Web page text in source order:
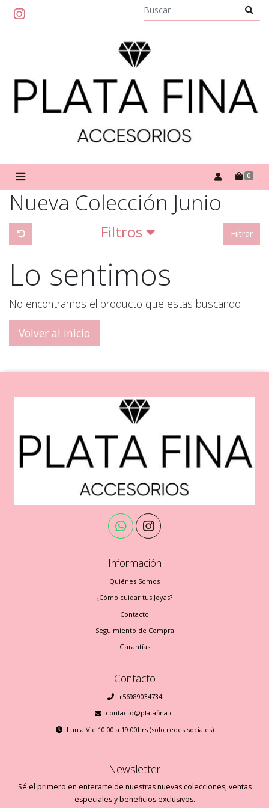
0
Nueva Colección Junio
Filtros Filtrar
Lo sentimos
No encontramos el producto que estas buscando
Volver al inicio
Información
Quiénes Somos
¿Cómo cuidar tus Joyas?
Contacto
Seguimiento de Compra
Garantías
Contacto
+56989034734
contacto@platafina.cl
Lun a Vie 10:00 a 19:00hrs (solo redes sociales)
Newsletter
Sé el primero en enterarte de nuestras nuevas colecciones, ventas
especiales y beneficios exclusivos.